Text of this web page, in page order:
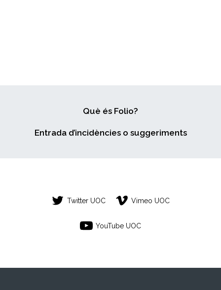
Què és Folio?
Entrada d’incidències o suggeriments
Twitter UOC Vimeo UOC
YouTube UOC